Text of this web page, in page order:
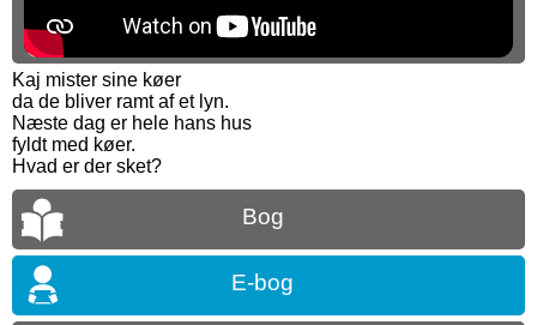
Kaj mister sine køer
da de bliver ramt af et lyn.
Næste dag er hele hans hus
fyldt med køer.
Hvad er der sket?
Bog
E-bog